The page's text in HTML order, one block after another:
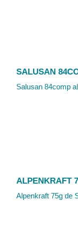
SALUSAN
Salusan 84comp
ALPENKRAFT
Alpenkraft 75g de